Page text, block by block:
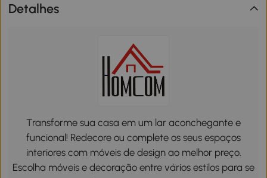
Detalhes
Transforme sua casa em um lar aconchegante e
funcional! Redecore ou complete os seus espaços
interiores com móveis de design ao melhor preço.
Escolha móveis e decoração entre vários estilos para se